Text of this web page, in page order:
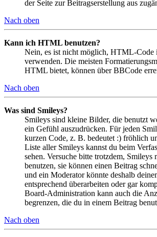
der Seite zur Beitragserstellung aus
Nach oben
Kann ich HTML benutzen?
Nein, es ist nicht möglich, HTML-Code
verwenden. Die meisten
HTML bietet, können über BBCode
Nach oben
Was sind Smileys?
Smileys sind kleine Bilder, die benutzt
ein Gefühl auszudrücken. Für jeden
kurzen Code, z. B. bedeutet :) fröhlich
Liste aller Smileys kannst du beim
sehen. Versuche bitte trotzdem, Smileys
benutzen, sie können einen Beitrag
und ein Moderator könnte deshalb
entsprechend überarbeiten oder gar
Board-Administration kann auch die
begrenzen, die du in einem Beitrag
Nach oben